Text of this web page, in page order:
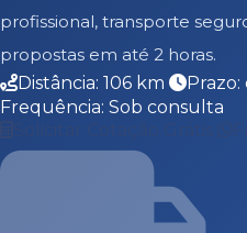
profissional, transporte
propostas em até 2 horas.
Distância: 106 km
Prazo:
Frequência: Sob consulta